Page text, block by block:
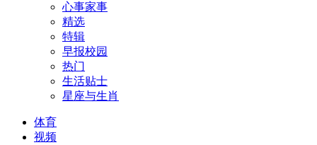
心事家事
精选
特辑
早报校园
热门
生活贴士
星座与生肖
体育
视频